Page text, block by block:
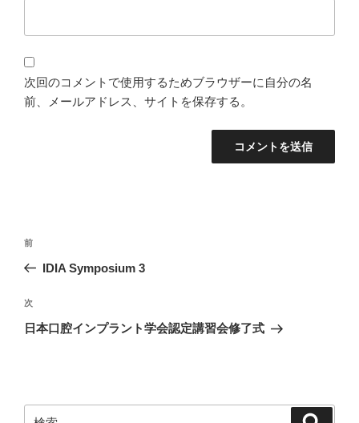
次回のコメントで使用するためブラウザーに自分の名
前、メールアドレス、サイトを保存する。
投
ナ
ビ
ゲ
ン
過
去
投
稿
前
IDIA Symposium 3
次
の
次
日本口腔インプラント学会認定講習会修了式